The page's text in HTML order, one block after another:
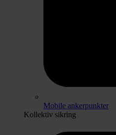
Mobile ankerpunkter
Kollektiv sikring